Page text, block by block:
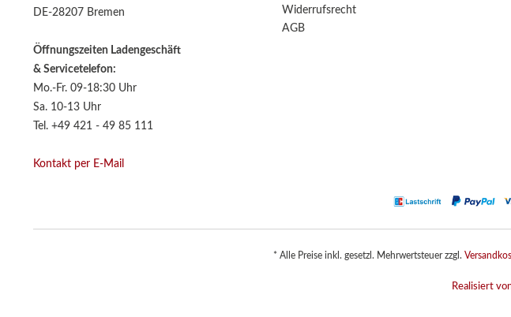
DE-28207 Bremen
Öffnungszeiten Ladengeschäft
& Servicetelefon:
Mo.-Fr. 09-18:30 Uhr
Sa. 10-13 Uhr
Tel. +49 421 - 49 85 111
Kontakt per E-Mail
Widerrufsrecht
AGB
* Alle Preise inkl. gesetzl. Mehrwertsteuer zzgl.
Realisiert